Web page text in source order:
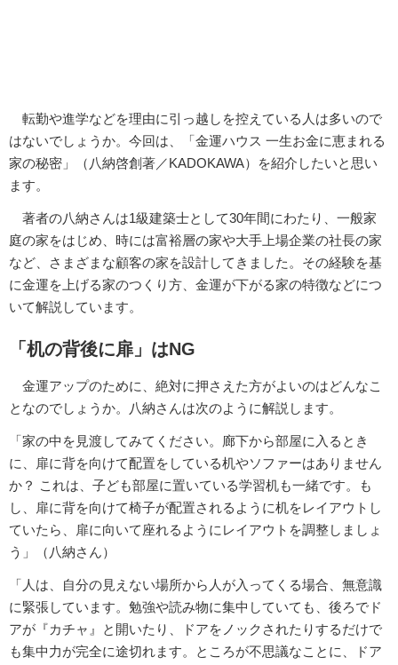
転勤や進学などを理由に引っ越しを控えている人は多いので
はないでしょうか。今回は、「金運ハウス 一生お金に恵まれる
家の秘密」（八納啓創著／KADOKAWA）を紹介したいと思い
ます。
著者の八納さんは1級建築士として30年間にわたり、一般家
庭の家をはじめ、時には富裕層の家や大手上場企業の社長の家
など、さまざまな顧客の家を設計してきました。その経験を基
に金運を上げる家のつくり方、金運が下がる家の特徴などにつ
いて解説しています。
「机の背後に扉」はNG
金運アップのために、絶対に押さえた方がよいのはどんなこ
となのでしょうか。八納さんは次のように解説します。
「家の中を見渡してみてください。廊下から部屋に入るとき
に、扉に背を向けて配置をしている机やソファーはありません
か？ これは、子ども部屋に置いている学習机も一緒です。も
し、扉に背を向けて椅子が配置されるように机をレイアウトし
ていたら、扉に向いて座れるようにレイアウトを調整しましょ
う」（八納さん）
「人は、自分の見えない場所から人が入ってくる場合、無意識
に緊張しています。勉強や読み物に集中していても、後ろでド
アが『カチャ』と開いたり、ドアをノックされたりするだけで
も集中力が完全に途切れます。ところが不思議なことに、ドア